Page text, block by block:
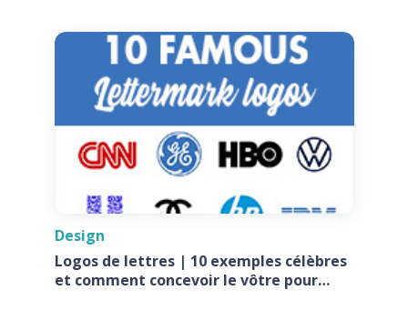
Design
Logos de lettres | 10 exemples célèbres
et comment concevoir le vôtre pour